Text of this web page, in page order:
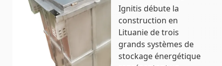
Ignitis débute la
construction en
Lituanie de trois
grands systèmes de
stockage énergétique